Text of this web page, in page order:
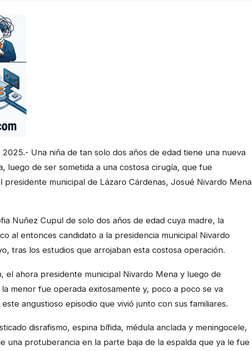
Una niña de tan solo dos años de edad tiene una nueva
luego de ser sometida a una costosa cirugía, que fue
presidente municipal de Lázaro Cárdenas, Josué Nivardo Mena
Nuñez Cupul de solo dos años de edad cuya madre, la
al entonces candidato a la presidencia municipal Nivardo
tras los estudios que arrojaban esta costosa operación.
el ahora presidente municipal Nivardo Mena y luego de
menor fue operada exitosamente y, poco a poco se va
angustioso episodio que vivió junto con sus familiares.
disrafismo, espina bífida, médula anclada y meningocele,
una protuberancia en la parte baja de la espalda que ya le fue